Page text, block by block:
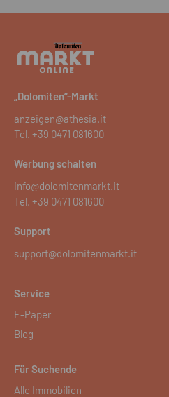
„Dolomiten“-Markt
anzeigen@athesia.it
Tel. +39 0471 081600
Werbung schalten
info@dolomitenmarkt.it
Tel. +39 0471 081600
Support
support@dolomitenmarkt.it
Service
E-Paper
Blog
Für Suchende
Alle Immobilien